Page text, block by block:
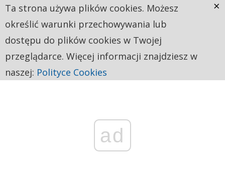
ad
Ta strona używa plików cookies. Możesz
określić warunki przechowywania lub
dostępu do plików cookies w Twojej
przeglądarce. Więcej informacji znajdziesz w
naszej: Polityce Cookies
×